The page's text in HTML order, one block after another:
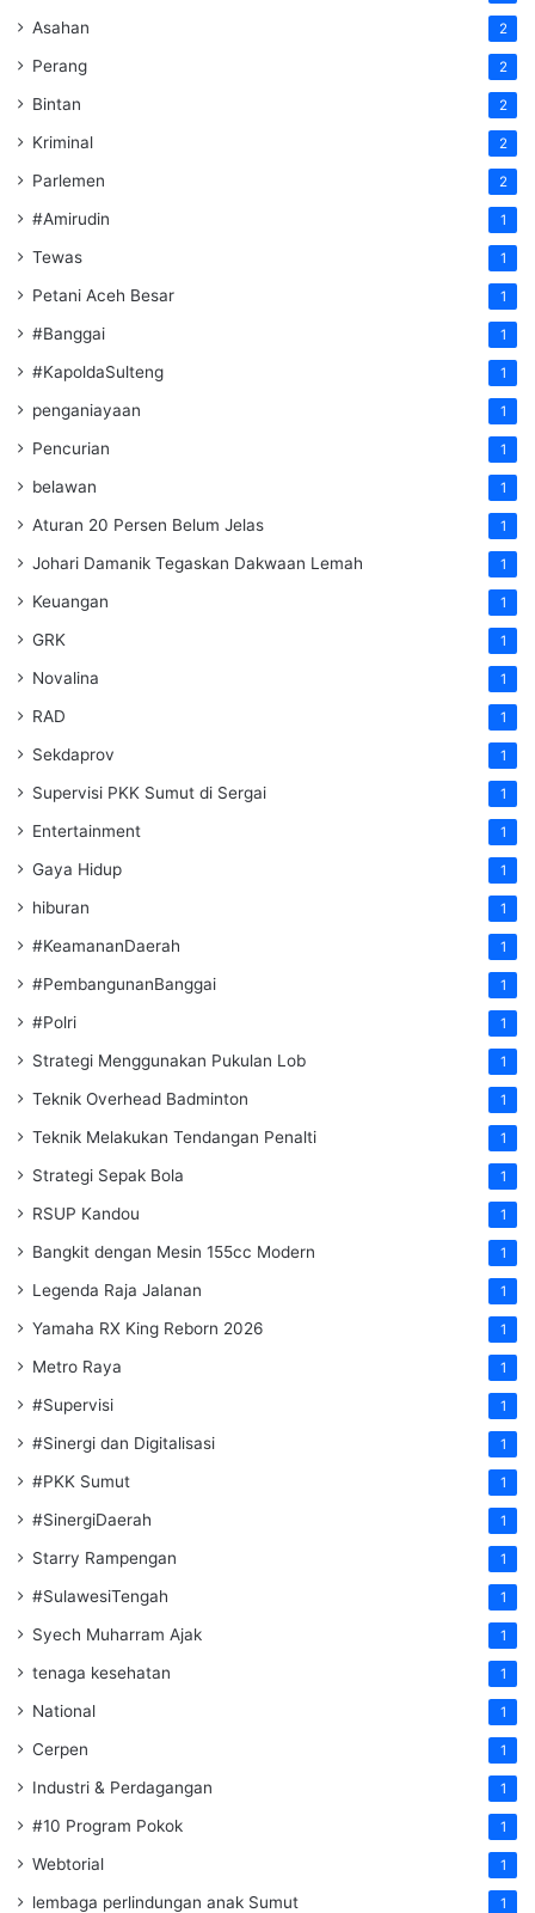
Asahan 2
Perang 2
Bintan 2
Kriminal 2
Parlemen 2
#Amirudin 1
Tewas 1
Petani Aceh Besar 1
#Banggai 1
#KapoldaSulteng 1
penganiayaan 1
Pencurian 1
belawan 1
Aturan 20 Persen Belum Jelas 1
Johari Damanik Tegaskan Dakwaan Lemah 1
Keuangan 1
GRK 1
Novalina 1
RAD 1
Sekdaprov 1
Supervisi PKK Sumut di Sergai 1
Entertainment 1
Gaya Hidup 1
hiburan 1
#KeamananDaerah 1
#PembangunanBanggai 1
#Polri 1
Strategi Menggunakan Pukulan Lob 1
Teknik Overhead Badminton 1
Teknik Melakukan Tendangan Penalti 1
Strategi Sepak Bola 1
RSUP Kandou 1
Bangkit dengan Mesin 155cc Modern 1
Legenda Raja Jalanan 1
Yamaha RX King Reborn 2026 1
Metro Raya 1
#Supervisi 1
#Sinergi dan Digitalisasi 1
#PKK Sumut 1
#SinergiDaerah 1
Starry Rampengan 1
#SulawesiTengah 1
Syech Muharram Ajak 1
tenaga kesehatan 1
National 1
Cerpen 1
Industri & Perdagangan 1
#10 Program Pokok 1
Webtorial 1
lembaga perlindungan anak Sumut 1